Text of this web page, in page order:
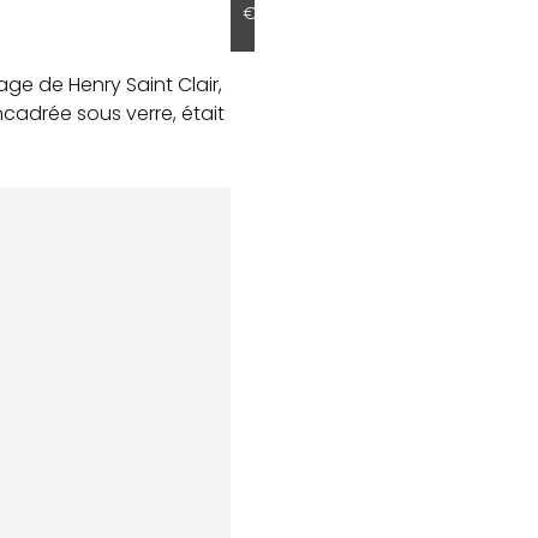
€
de Henry Saint Clair,
sous verre, était